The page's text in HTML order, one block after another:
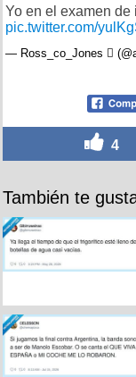
Yo en el examen
pic.twitter.com/
— Ross_co_Jones 
4
También te